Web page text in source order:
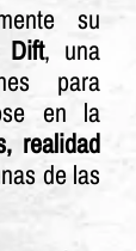
su
Dift, una
para
en la
realidad
de las